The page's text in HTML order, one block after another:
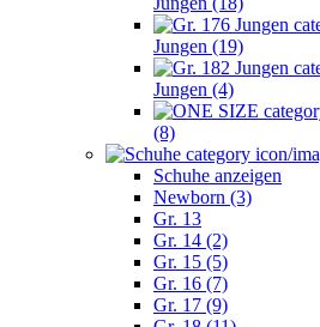
Jungen (19)
Jungen (4)
(8)
Schuhe anzeigen
Newborn (3)
Gr. 13
Gr. 14 (2)
Gr. 15 (5)
Gr. 16 (7)
Gr. 17 (9)